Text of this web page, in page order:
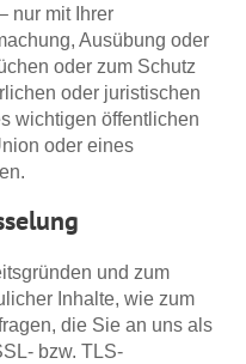
nur mit Ihrer
Ausübung oder
oder zum Schutz
oder juristischen
wichtigen öffentlichen
oder eines
und zum
Inhalte, wie zum
die Sie an uns als
bzw. TLS-